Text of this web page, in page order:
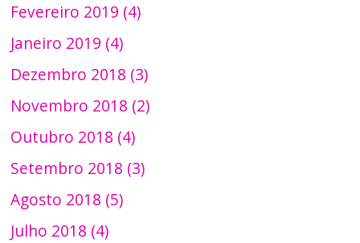
Fevereiro 2019 (4)
Janeiro 2019 (4)
Dezembro 2018 (3)
Novembro 2018 (2)
Outubro 2018 (4)
Setembro 2018 (3)
Agosto 2018 (5)
Julho 2018 (4)